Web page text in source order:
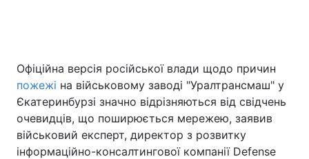
Офіційна версія російської влади щодо причин
пожежі на військовому заводі "Уралтрансмаш" у
Єкатеринбурзі значно відрізняються від свідчень
очевидців, що поширюється мережею, заявив
військовий експерт, директор з розвитку
інформаційно-консалтингової компанії Defense